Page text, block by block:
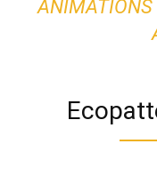
ANIMATIONS